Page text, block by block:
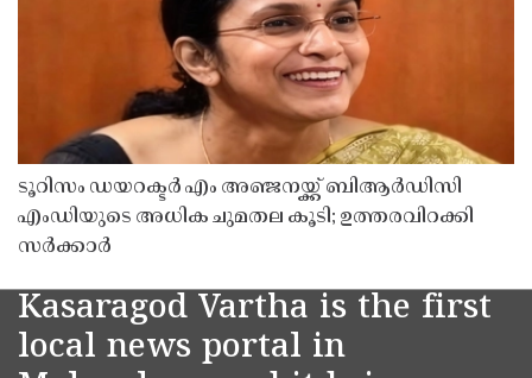
ടൂറിസം ഡയറക്ടർ എം അഞ്ജനയ്ക്ക് ബിആർഡിസി
എംഡിയുടെ അധിക ചുമതല കൂടി; ഉത്തരവിറക്കി
സർക്കാർ
Kasaragod Vartha is the first
local news portal in